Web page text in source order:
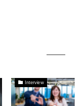
Interview